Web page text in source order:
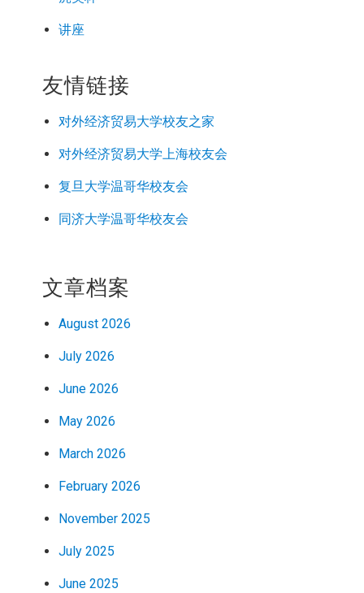
讲座
友情链接
对外经济贸易大学校友之家
对外经济贸易大学上海校友会
复旦大学温哥华校友会
同济大学温哥华校友会
文章档案
August 2026
July 2026
June 2026
May 2026
March 2026
February 2026
November 2025
July 2025
June 2025